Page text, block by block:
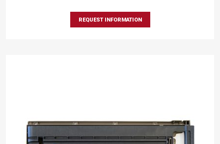
REQUEST INFORMATION